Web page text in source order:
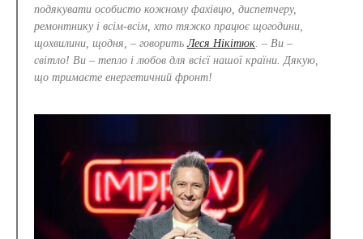
подякувати особисто кожному фахівцю, диспетчеру,
ремонтнику і всім-всім, хто тяжко працює щогодини,
щохвилини, щодня, – говоритьЛеся Нікітюк. – Ви –
світло! Ви – тепло і любов для всієї нашої країни. Дякую,
що тримаєте енергетичний фронт!